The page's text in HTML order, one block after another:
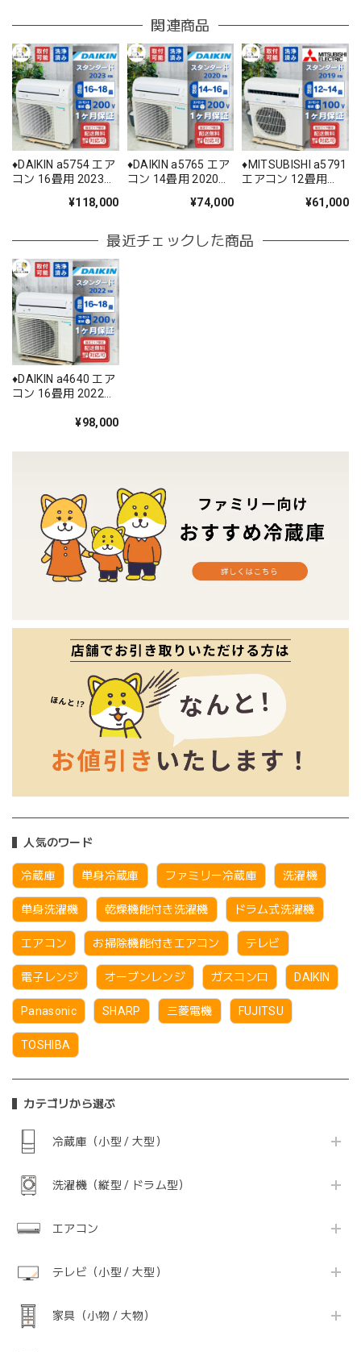
人気のワード
冷蔵庫 単身冷蔵庫 ファミリー冷蔵庫 洗濯機
単身洗濯機 乾燥機能付き洗濯機 ドラム式洗濯機
エアコン お掃除機能付きエアコン テレビ
電子レンジ オーブンレンジ ガスコンロ DAIKIN
Panasonic SHARP 三菱電機 FUJITSU
TOSHIBA
カテゴリから選ぶ
冷蔵庫（小型 / 大型）
洗濯機（縦型 / ドラム型）
エアコン
テレビ（小型 / 大型）
家具（小物 / 大物）
関連商品
♦️DAIKIN a5754 エア
コン 16畳用 2023年
¥118,000
♦️DAIKIN a5765 エア
コン 14畳用 2020年
¥74,000
♦️MITSUBISHI a5791
エアコン 12畳用
¥61,000
最近チェックした商品
♦️DAIKIN a4640 エア
コン 16畳用 2022年
¥98,000